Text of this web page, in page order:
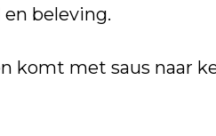
beleving.
komt met saus naar